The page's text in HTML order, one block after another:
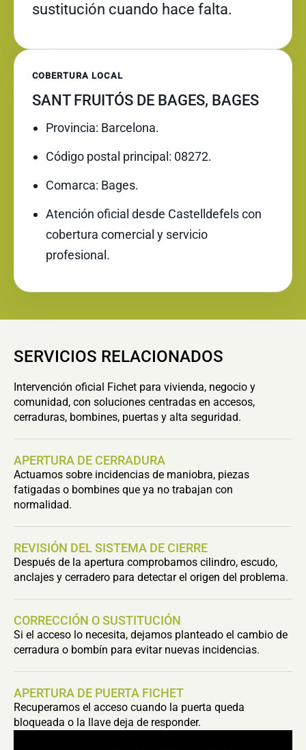
sustitución cuando hace falta.
COBERTURA LOCAL
SANT FRUITÓS DE BAGES, BAGES
Provincia: Barcelona.
Código postal principal: 08272.
Comarca: Bages.
Atención oficial desde Castelldefels con
cobertura comercial y servicio
profesional.
SERVICIOS RELACIONADOS
Intervención oficial Fichet para vivienda, negocio y
comunidad, con soluciones centradas en accesos,
cerraduras, bombines, puertas y alta seguridad.
APERTURA DE CERRADURA
Actuamos sobre incidencias de maniobra, piezas
fatigadas o bombines que ya no trabajan con
normalidad.
REVISIÓN DEL SISTEMA DE CIERRE
Después de la apertura comprobamos cilindro, escudo,
anclajes y cerradero para detectar el origen del problema.
CORRECCIÓN O SUSTITUCIÓN
Si el acceso lo necesita, dejamos planteado el cambio de
cerradura o bombín para evitar nuevas incidencias.
APERTURA DE PUERTA FICHET
Recuperamos el acceso cuando la puerta queda
bloqueada o la llave deja de responder.